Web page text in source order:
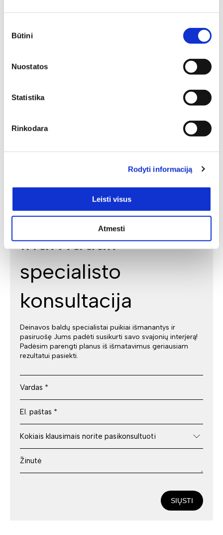
pasirinkimas
Būtini
Nuostatos
Statistika
Rinkodara
Rodyti informaciją
Leisti visus
Atmesti
257,00
Individuali
specialisto
konsultacija
Deinavos baldų specialistai puikiai išmanantys ir
pasiruošę Jums padėti susikurti savo svajonių interjerą!
Padėsim parengti planus iš išmatavimus geriausiam
rezultatui pasiekti.
SIŲSTI